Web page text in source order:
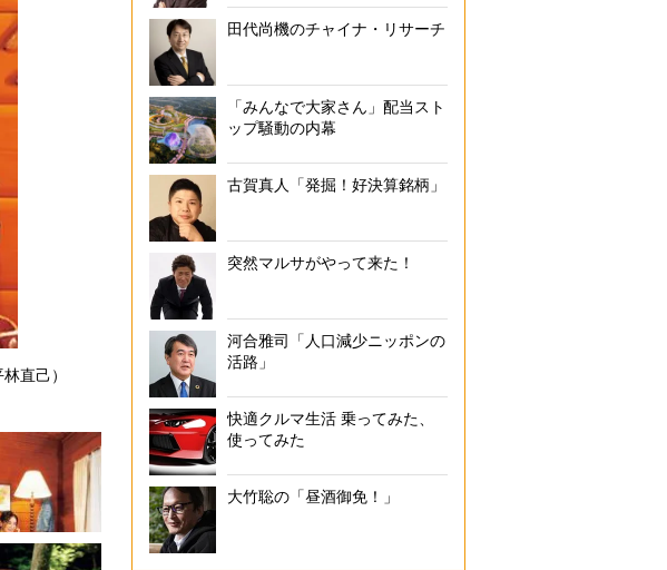
直己） 馬アイテムや手作りのボタニカルキャンドルが飾られた、こだわりの空
田代尚機のチャイナ・リサーチ
「みんなで大家さん」配当スト
ップ騒動の内幕
古賀真人「発掘！好決算銘柄」
突然マルサがやって来た！
河合雅司「人口減少ニッポンの
活路」
快適クルマ生活 乗ってみた、
使ってみた
大竹聡の「昼酒御免！」